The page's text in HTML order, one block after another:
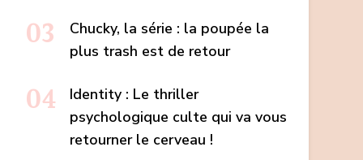
Chucky, la série : la poupée la
plus trash est de retour
Identity : Le thriller
psychologique culte qui va vous
retourner le cerveau !